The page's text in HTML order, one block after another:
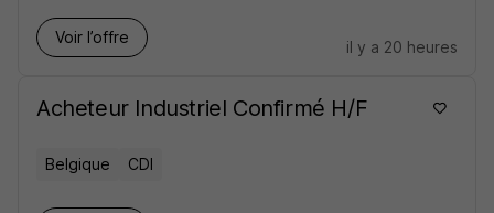
Voir l’offre
il y a 20 heures
Acheteur Industriel Confirmé H/F
Belgique CDI